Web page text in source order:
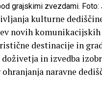
grajskimi zvezdami. Foto:
kulturne
novih
destinacije in
in izvedba
naravne